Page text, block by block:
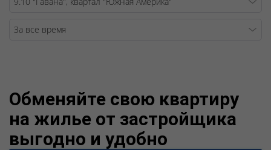
Обменяйте свою квартиру
на жилье от застройщика
выгодно и удобно